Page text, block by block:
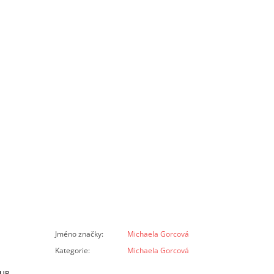
Jméno značky:
Michaela Gorcová
Kategorie: Michaela Gorcová